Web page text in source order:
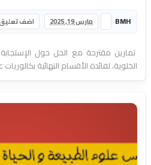
BMH مارس 19, 2025 اضف
تمارين مقترحة مع الحل حول الإستجابة
الخلوية، لفائدة الأقسام النهائية